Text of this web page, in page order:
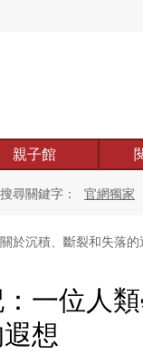
親子館
尋關鍵字： 官網獨家
於沉積、斷裂和失落的
一位人
想